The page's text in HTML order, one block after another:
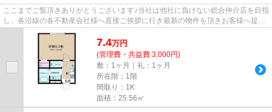
ここまでご覧頂きありがとうございます♪当社は他社に負けない総合仲介店を目指
し、各沿線の各不動産会社様へ直接ご挨拶に行き最新の物件を頂きお客様へ提供
しております！最新の情報は...
7.4万円
(管理費・共益費 3,000円)
敷：1ヶ月｜礼：1ヶ月
所在階：1階
間取り：1K
面積：25.56㎡